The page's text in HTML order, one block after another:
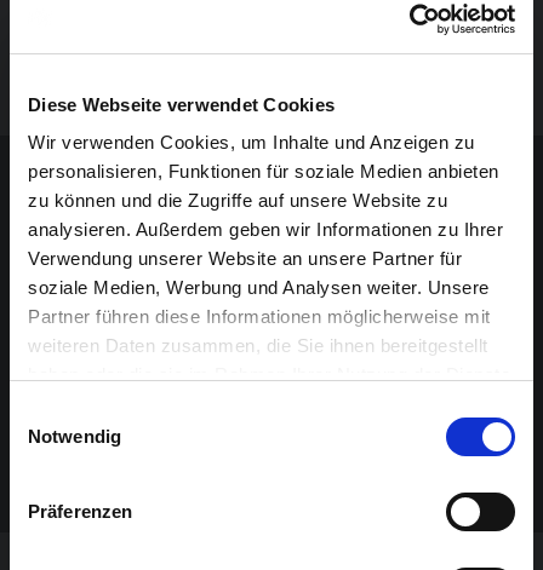
Diese Webseite verwendet Cookies
Wir verwenden Cookies, um Inhalte und Anzeigen zu
personalisieren, Funktionen für soziale Medien anbieten
zu können und die Zugriffe auf unsere Website zu
analysieren. Außerdem geben wir Informationen zu Ihrer
Verwendung unserer Website an unsere Partner für
soziale Medien, Werbung und Analysen weiter. Unsere
Partner führen diese Informationen möglicherweise mit
weiteren Daten zusammen, die Sie ihnen bereitgestellt
Notwendig
Präferenzen
Paquet (Fotografe). Vernissage am 26.08. um
20:00 mit Musik des Lights Out Duo. Der Eintritt
Sponsoren-Inhalt